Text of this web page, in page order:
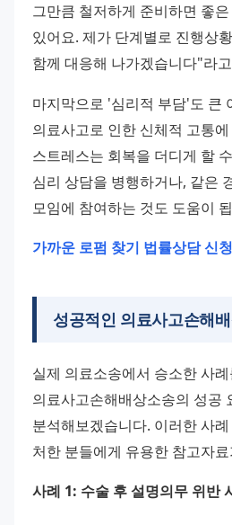
그만큼 철저하게 준비하면 좋
있어요. 제가 단계별로 진행상
함께 대응해 나가겠습니다"라
마지막으로 '심리적 부담'도 큰
의료사고로 인한 신체적 고통
스트레스는 회복을 더디게 할
심리 상담을 병행하거나, 같은
모임에 참여하는 것도 도움이
가까운 로펌 찾기 법률상담 신
성공적인 의료사고손해
실제 의료소송에서 승소한 사
의료사고손해배상소송의 성공
분석해보겠습니다. 이러한 사
처한 분들에게 유용한 참고자
사례 1: 수술 후 설명의무 위반